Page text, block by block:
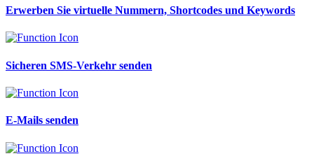
Erwerben Sie virtuelle Nummern, Shortcodes und Keywords
Sicheren SMS-Verkehr senden
E-Mails senden